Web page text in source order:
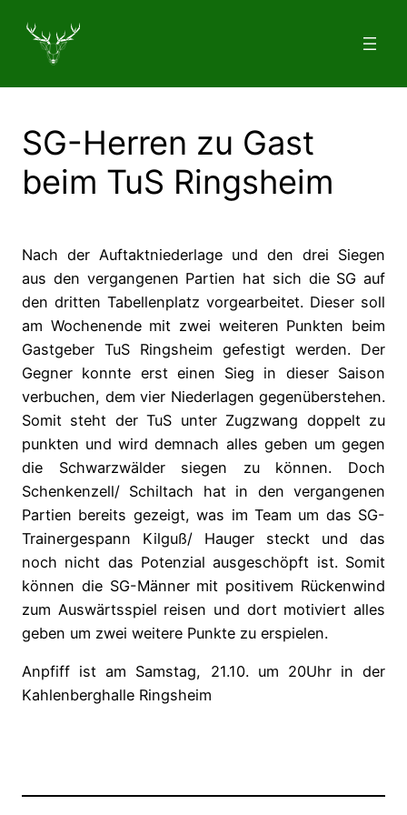
Inhalt
springen
SG-Herren zu Gast
beim TuS Ringsheim
Nach der Auftaktniederlage und den drei Siegen
aus den vergangenen Partien hat sich die SG auf
den dritten Tabellenplatz vorgearbeitet. Dieser soll
am Wochenende mit zwei weiteren Punkten beim
Gastgeber TuS Ringsheim gefestigt werden. Der
Gegner konnte erst einen Sieg in dieser Saison
verbuchen, dem vier Niederlagen gegenüberstehen.
Somit steht der TuS unter Zugzwang doppelt zu
punkten und wird demnach alles geben um gegen
die Schwarzwälder siegen zu können. Doch
Schenkenzell/ Schiltach hat in den vergangenen
Partien bereits gezeigt, was im Team um das SG-
Trainergespann Kilguß/ Hauger steckt und das
noch nicht das Potenzial ausgeschöpft ist. Somit
können die SG-Männer mit positivem Rückenwind
zum Auswärtsspiel reisen und dort motiviert alles
geben um zwei weitere Punkte zu erspielen.
Anpfiff ist am Samstag, 21.10. um 20Uhr in der
Kahlenberghalle Ringsheim